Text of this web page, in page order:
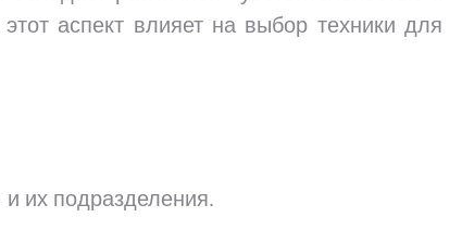
аспект влияет на выбор техники для
их подразделения.